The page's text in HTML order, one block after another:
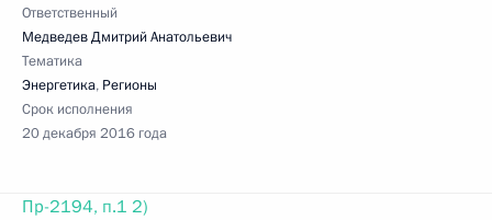
Ответственный
Медведев Дмитрий Анатольевич
Тематика
Энергетика, Регионы
Срок исполнения
20 декабря 2016 года
Пр-2194, п.1 2)